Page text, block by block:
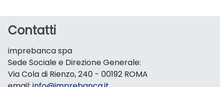
Contatti
imprebanca spa
Sede Sociale e Direzione Generale:
Via Cola di Rienzo, 240 - 00192 ROMA